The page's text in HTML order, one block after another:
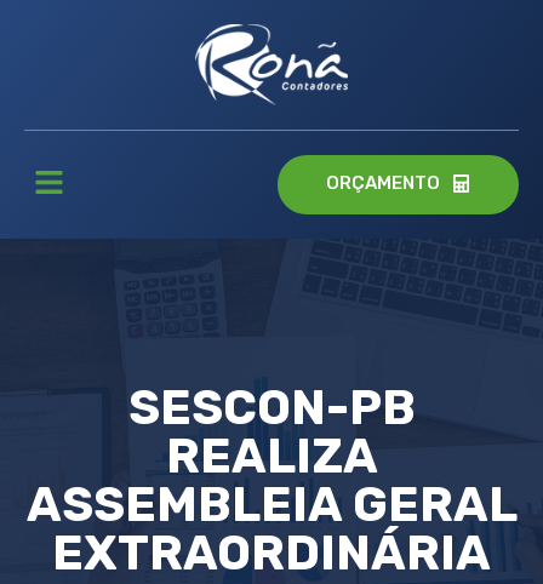
ORÇAMENTO
SESCON-PB
REALIZA
ASSEMBLEIA GERAL
EXTRAORDINÁRIA